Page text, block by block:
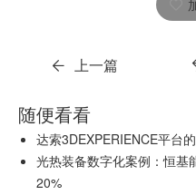
上一篇
随便看看
达索3DEXPERIENCE平台
光热装备数字化案例：恒基
20%